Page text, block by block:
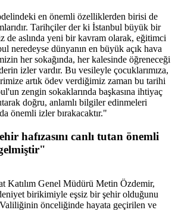
en önemli özelliklerden birisi de
Tarihçiler der ki İstanbul büyük bir
de aslında yeni bir kavram olarak, eğitimci
neredeyse dünyanın en büyük açık hava
her sokağında, her kalesinde öğreneceği
izler vardır. Bu vesileyle çocuklarımıza,
artık ödev verdiğimiz zaman bu tarihi
zengin sokaklarında başkasına ihtiyaç
doğru, anlamlı bilgiler edinmeleri
önemli izler bırakacaktır."
hafızasını canlı tutan önemli
Katılım Genel Müdürü Metin Özdemir,
birikimiyle eşsiz bir şehir olduğunu
önceliğinde hayata geçirilen ve